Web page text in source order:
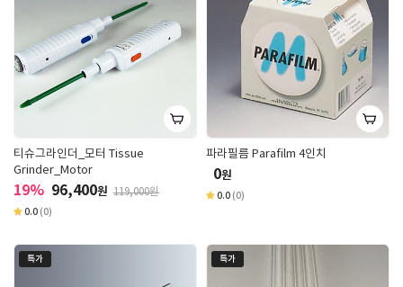
티슈그라인더_모터 Tissue
Grinder_Motor
19% 96,400원 119,000원
0.0 (0)
파라필름 Parafilm 4인치
0원
0.0 (0)
특가 특가